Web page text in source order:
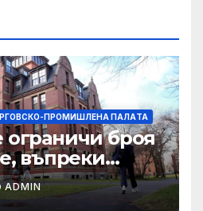
ПРОМИШЛЕНА ПАЛAТА
броя
въпреки
на
ADMIN